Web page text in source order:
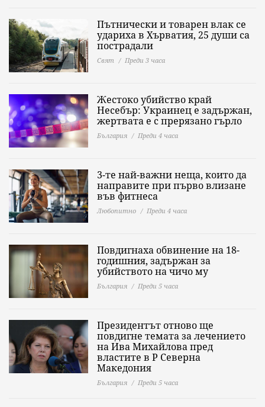
Пътнически и товарен влак се
удариха в Хърватия, 25 души са
пострадали
Свят Преди 3 часа
Жестоко убийство край
Несебър: Украинец е задържан,
жертвата е с прерязано гърло
България Преди 4 часа
3-те най-важни неща, които да
направите при първо влизане
във фитнеса
Любопитно Преди 4 часа
Повдигнаха обвинение на 18-
годишния, задържан за
убийството на чичо му
България Преди 5 часа
Президентът отново ще
повдигне темата за лечението
на Ива Михайлова пред
властите в Р Северна
Македония
България Преди 5 часа